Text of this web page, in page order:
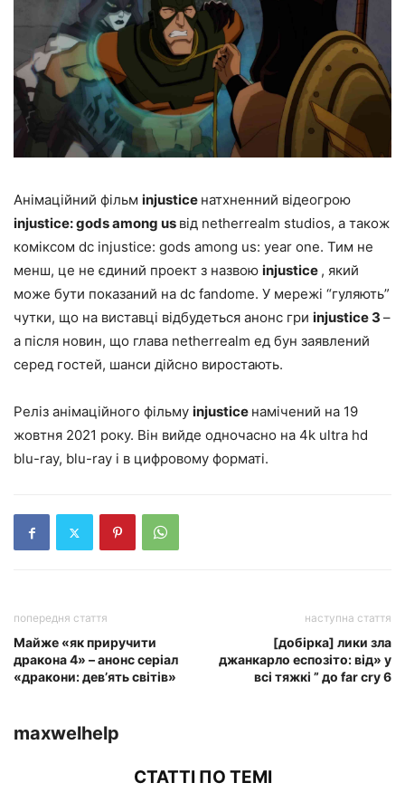
Анімаційний фільм injustice натхненний відеогрою
injustice: gods among us від netherrealm studios, а також
коміксом dc injustice: gods among us: year one. Тим не
менш, це не єдиний проект з назвою injustice , який
може бути показаний на dc fandome. У мережі “гуляють”
чутки, що на виставці відбудеться анонс гри injustice 3 –
а після новин, що глава netherrealm ед бун заявлений
серед гостей, шанси дійсно виростають.
Реліз анімаційного фільму injustice намічений на 19
жовтня 2021 року. Він вийде одночасно на 4k ultra hd
blu-ray, blu-ray і в цифровому форматі.
попередня стаття
Майже «як приручити
дракона 4» – анонс серіал
«дракони: дев’ять світів»
наступна стаття
[добірка] лики зла
джанкарло еспозіто: від» у
всі тяжкі ” до far cry 6
maxwelhelp
СТАТТІ ПО ТЕМІ